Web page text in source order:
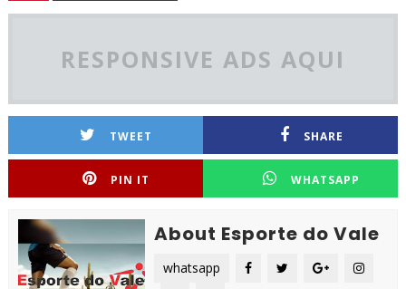
RESPONSIVE ADS AQUI
TWEET SHARE
PIN IT WHATSAPP
About Esporte do Vale
whatsapp